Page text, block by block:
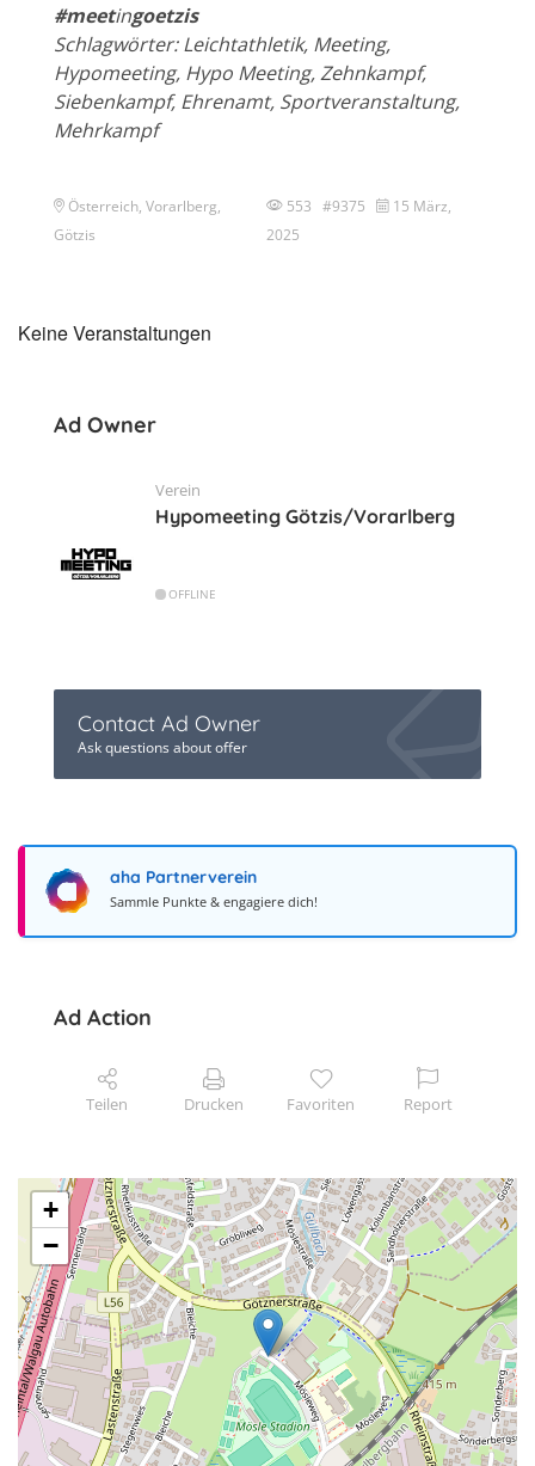
#meetingoetzis
Schlagwörter: Leichtathletik, Meeting,
Hypomeeting, Hypo Meeting, Zehnkampf,
Siebenkampf, Ehrenamt, Sportveranstaltung,
Mehrkampf
Österreich, Vorarlberg,
Götzis
553 #9375
15 März,
2025
Keine Veranstaltungen
Ad Owner
Verein
Hypomeeting Götzis/Vorarlberg
OFFLINE
Contact Ad Owner
Ask questions about offer
aha Partnerverein
Sammle Punkte & engagiere dich!
Ad Action
Teilen Drucken Favoriten Report
+
−